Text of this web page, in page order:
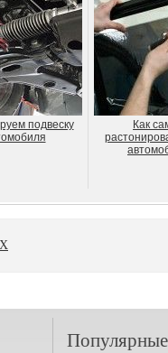
подвеску
Как
Популярные